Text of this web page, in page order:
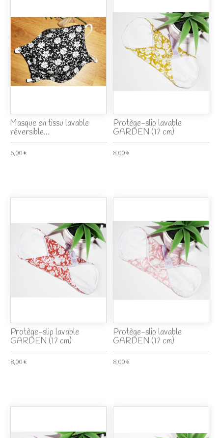
Masque en tissu lavable
réversible...
6,00 €
Protège-slip lavable
GARDEN (17 cm)
8,00 €
Protège-slip lavable
GARDEN (17 cm)
8,00 €
Protège-slip lavable
GARDEN (17 cm)
8,00 €